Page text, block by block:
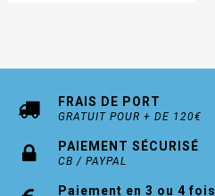
FRAIS DE PORT
GRATUIT POUR + DE 120€
PAIEMENT SÉCURISÉ
CB / PAYPAL
Paiement en 3 ou 4 fois